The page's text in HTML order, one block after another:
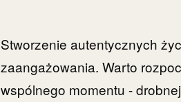
Stworzenie autentycznych
zaangażowania. Warto
wspólnego momentu -